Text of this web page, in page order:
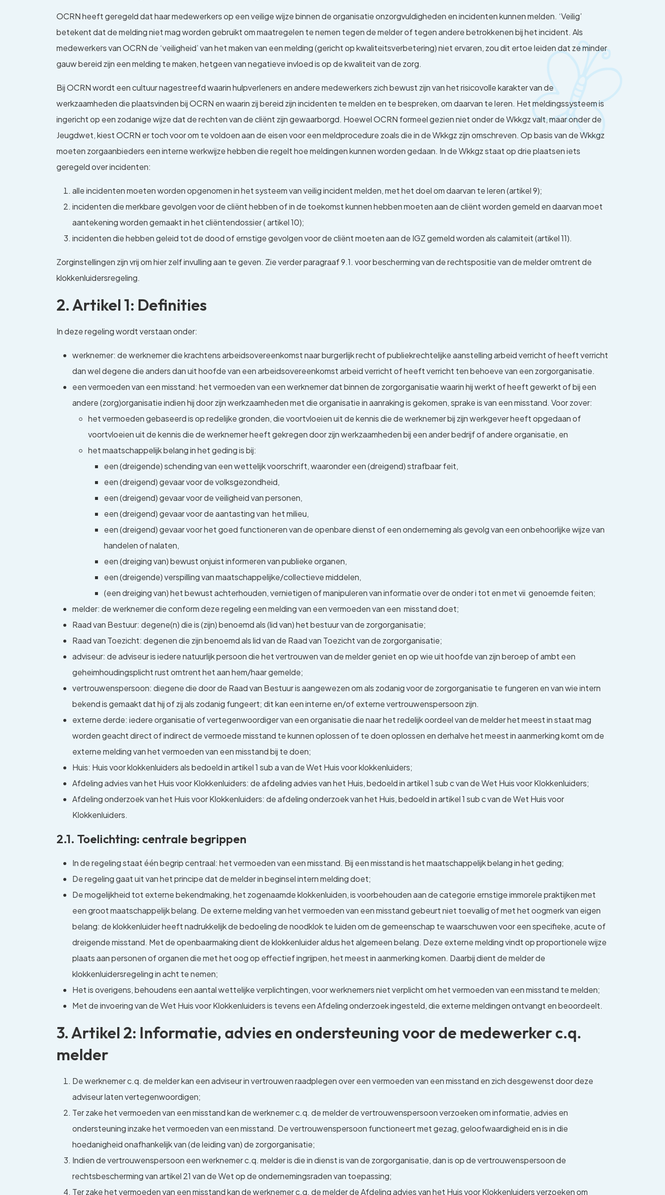
OCRN heeft geregeld dat haar medewerkers op een veilige wijze binnen de organisatie onzorgvuldigheden en incidenten kunnen melden. ‘Veilig’
betekent dat de melding niet mag worden gebruikt om maatregelen te nemen tegen de melder of tegen andere betrokkenen bij het incident. Als
medewerkers van OCRN de ‘veiligheid’ van het maken van een melding (gericht op kwaliteitsverbetering) niet ervaren, zou dit ertoe leiden dat ze minder
gauw bereid zijn een melding te maken, hetgeen van negatieve invloed is op de kwaliteit van de zorg.
Bij OCRN wordt een cultuur nagestreefd waarin hulpverleners en andere medewerkers zich bewust zijn van het risicovolle karakter van de
werkzaamheden die plaatsvinden bij OCRN en waarin zij bereid zijn incidenten te melden en te bespreken, om daarvan te leren. Het meldingssysteem is
ingericht op een zodanige wijze dat de rechten van de cliënt zijn gewaarborgd. Hoewel OCRN formeel gezien niet onder de Wkkgz valt, maar onder de
Jeugdwet, kiest OCRN er toch voor om te voldoen aan de eisen voor een meldprocedure zoals die in de Wkkgz zijn omschreven. Op basis van de Wkkgz
moeten zorgaanbieders een interne werkwijze hebben die regelt hoe meldingen kunnen worden gedaan. In de Wkkgz staat op drie plaatsen iets
geregeld over incidenten:
alle incidenten moeten worden opgenomen in het systeem van veilig incident melden, met het doel om daarvan te leren (artikel 9);
incidenten die merkbare gevolgen voor de cliënt hebben of in de toekomst kunnen hebben moeten aan de cliënt worden gemeld en daarvan moet
aantekening worden gemaakt in het cliëntendossier ( artikel 10);
incidenten die hebben geleid tot de dood of ernstige gevolgen voor de cliënt moeten aan de IGZ gemeld worden als calamiteit (artikel 11).
Zorginstellingen zijn vrij om hier zelf invulling aan te geven. Zie verder paragraaf 9.1. voor bescherming van de rechtspositie van de melder omtrent de
klokkenluidersregeling.
2. Artikel 1: Definities
In deze regeling wordt verstaan onder:
werknemer: de werknemer die krachtens arbeidsovereenkomst naar burgerlijk recht of publiekrechtelijke aanstelling arbeid verricht of heeft verricht
dan wel degene die anders dan uit hoofde van een arbeidsovereenkomst arbeid verricht of heeft verricht ten behoeve van een zorgorganisatie.
een vermoeden van een misstand: het vermoeden van een werknemer dat binnen de zorgorganisatie waarin hij werkt of heeft gewerkt of bij een
andere (zorg)organisatie indien hij door zijn werkzaamheden met die organisatie in aanraking is gekomen, sprake is van een misstand. Voor zover:
het vermoeden gebaseerd is op redelijke gronden, die voortvloeien uit de kennis die de werknemer bij zijn werkgever heeft opgedaan of
voortvloeien uit de kennis die de werknemer heeft gekregen door zijn werkzaamheden bij een ander bedrijf of andere organisatie, en
het maatschappelijk belang in het geding is bij:
een (dreigende) schending van een wettelijk voorschrift, waaronder een (dreigend) strafbaar feit,
een (dreigend) gevaar voor de volksgezondheid,
een (dreigend) gevaar voor de veiligheid van personen,
een (dreigend) gevaar voor de aantasting van het milieu,
een (dreigend) gevaar voor het goed functioneren van de openbare dienst of een onderneming als gevolg van een onbehoorlijke wijze van
handelen of nalaten,
een (dreiging van) bewust onjuist informeren van publieke organen,
een (dreigende) verspilling van maatschappelijke/collectieve middelen,
(een dreiging van) het bewust achterhouden, vernietigen of manipuleren van informatie over de onder i tot en met vii genoemde feiten;
melder: de werknemer die conform deze regeling een melding van een vermoeden van een misstand doet;
Raad van Bestuur: degene(n) die is (zijn) benoemd als (lid van) het bestuur van de zorgorganisatie;
Raad van Toezicht: degenen die zijn benoemd als lid van de Raad van Toezicht van de zorgorganisatie;
adviseur: de adviseur is iedere natuurlijk persoon die het vertrouwen van de melder geniet en op wie uit hoofde van zijn beroep of ambt een
geheimhoudingsplicht rust omtrent het aan hem/haar gemelde;
vertrouwenspersoon: diegene die door de Raad van Bestuur is aangewezen om als zodanig voor de zorgorganisatie te fungeren en van wie intern
bekend is gemaakt dat hij of zij als zodanig fungeert; dit kan een interne en/of externe vertrouwenspersoon zijn.
externe derde: iedere organisatie of vertegenwoordiger van een organisatie die naar het redelijk oordeel van de melder het meest in staat mag
worden geacht direct of indirect de vermoede misstand te kunnen oplossen of te doen oplossen en derhalve het meest in aanmerking komt om de
externe melding van het vermoeden van een misstand bij te doen;
Huis: Huis voor klokkenluiders als bedoeld in artikel 1 sub a van de Wet Huis voor klokkenluiders;
Afdeling advies van het Huis voor Klokkenluiders: de afdeling advies van het Huis, bedoeld in artikel 1 sub c van de Wet Huis voor Klokkenluiders;
Afdeling onderzoek van het Huis voor Klokkenluiders: de afdeling onderzoek van het Huis, bedoeld in artikel 1 sub c van de Wet Huis voor
Klokkenluiders.
2.1. Toelichting: centrale begrippen
In de regeling staat één begrip centraal: het vermoeden van een misstand. Bij een misstand is het maatschappelijk belang in het geding;
De regeling gaat uit van het principe dat de melder in beginsel intern melding doet;
De mogelijkheid tot externe bekendmaking, het zogenaamde klokkenluiden, is voorbehouden aan de categorie ernstige immorele praktijken met
een groot maatschappelijk belang. De externe melding van het vermoeden van een misstand gebeurt niet toevallig of met het oogmerk van eigen
belang: de klokkenluider heeft nadrukkelijk de bedoeling de noodklok te luiden om de gemeenschap te waarschuwen voor een specifieke, acute of
dreigende misstand. Met de openbaarmaking dient de klokkenluider aldus het algemeen belang. Deze externe melding vindt op proportionele wijze
plaats aan personen of organen die met het oog op effectief ingrijpen, het meest in aanmerking komen. Daarbij dient de melder de
klokkenluidersregeling in acht te nemen;
Het is overigens, behoudens een aantal wettelijke verplichtingen, voor werknemers niet verplicht om het vermoeden van een misstand te melden;
Met de invoering van de Wet Huis voor Klokkenluiders is tevens een Afdeling onderzoek ingesteld, die externe meldingen ontvangt en beoordeelt.
3. Artikel 2: Informatie, advies en ondersteuning voor de medewerker c.q.
melder
De werknemer c.q. de melder kan een adviseur in vertrouwen raadplegen over een vermoeden van een misstand en zich desgewenst door deze
adviseur laten vertegenwoordigen;
Ter zake het vermoeden van een misstand kan de werknemer c.q. de melder de vertrouwenspersoon verzoeken om informatie, advies en
ondersteuning inzake het vermoeden van een misstand. De vertrouwenspersoon functioneert met gezag, geloofwaardigheid en is in die
hoedanigheid onafhankelijk van (de leiding van) de zorgorganisatie;
Indien de vertrouwenspersoon een werknemer c.q. melder is die in dienst is van de zorgorganisatie, dan is op de vertrouwenspersoon de
rechtsbescherming van artikel 21 van de Wet op de ondernemingsraden van toepassing;
Ter zake het vermoeden van een misstand kan de werknemer c.q. de melder de Afdeling advies van het Huis voor Klokkenluiders verzoeken om